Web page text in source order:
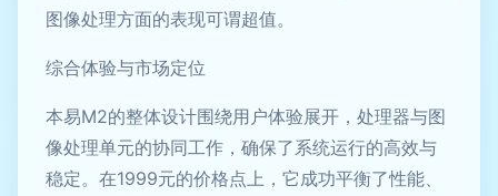
图像处理方面的表现可谓超值。
综合体验与市场定位
本易M2的整体设计围绕用户体验展开，处理器与图
像处理单元的协同工作，确保了系统运行的高效与
稳定。在1999元的价格点上，它成功平衡了性能、